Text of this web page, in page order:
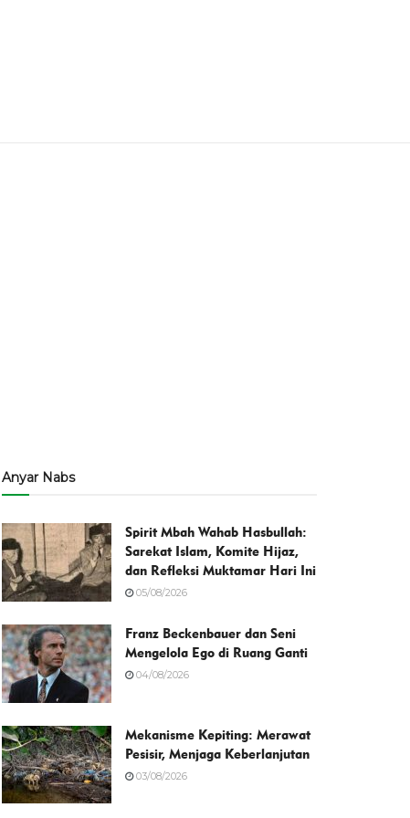
Anyar Nabs
Spirit Mbah Wahab Hasbullah:
Sarekat Islam, Komite Hijaz,
dan Refleksi Muktamar Hari Ini
05/08/2026
Franz Beckenbauer dan Seni
Mengelola Ego di Ruang Ganti
04/08/2026
Mekanisme Kepiting: Merawat
Pesisir, Menjaga Keberlanjutan
03/08/2026